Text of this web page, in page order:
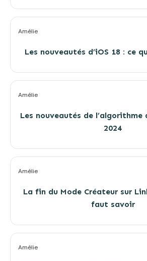
Amélie
Les nouveautés d’iOS 18 : ce
Amélie
Les nouveautés de l’algorithme
2024
Amélie
La fin du Mode Créateur sur
faut savoir
Amélie